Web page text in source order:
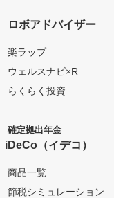
ロボアドバイザー
楽ラップ
ウェルスナビ×R
らくらく投資
確定拠出年金
iDeCo（イデコ）
商品一覧
節税シミュレーション